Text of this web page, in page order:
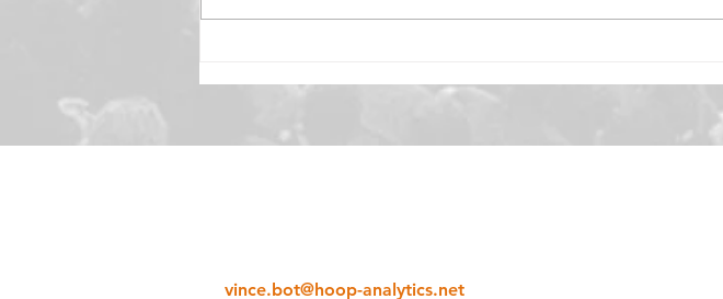
professionnel : La NBA
déterminer le
vince.bot@hoop-analytics.net